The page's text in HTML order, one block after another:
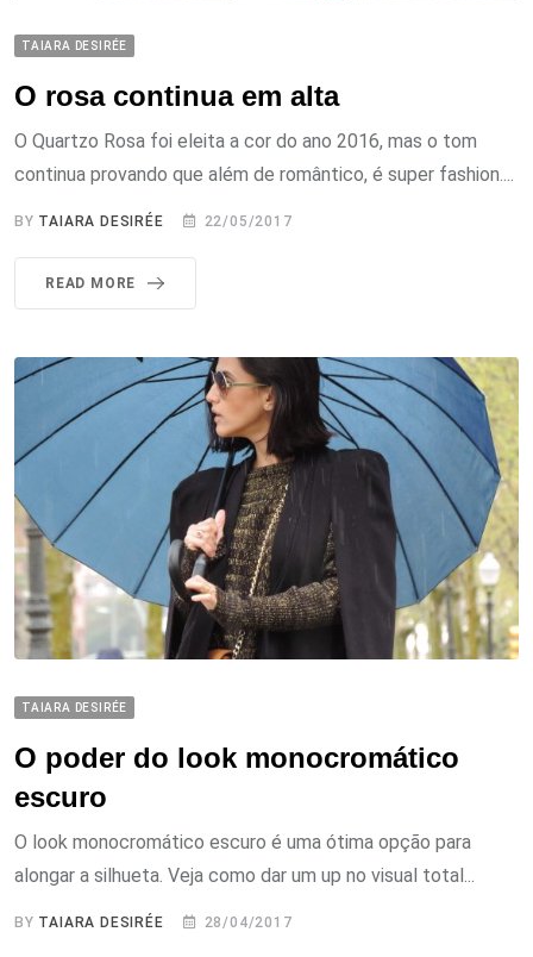
TAIARA DESIRÉE
O rosa continua em alta
O Quartzo Rosa foi eleita a cor do ano 2016, mas o tom
continua provando que além de romântico, é super fashion....
BY TAIARA DESIRÉE 22/05/2017
READ MORE
TAIARA DESIRÉE
O poder do look monocromático
escuro
O look monocromático escuro é uma ótima opção para
alongar a silhueta. Veja como dar um up no visual total...
BY TAIARA DESIRÉE 28/04/2017